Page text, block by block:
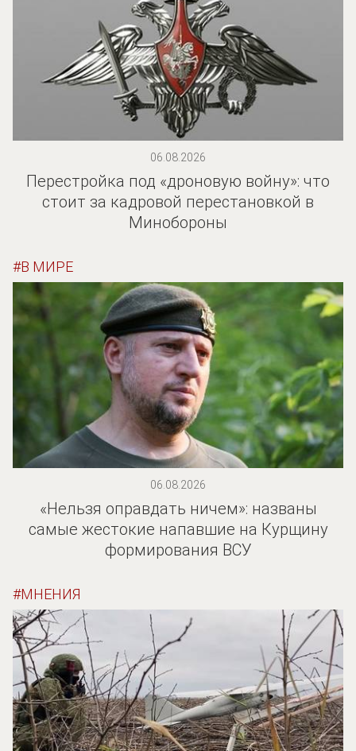
06.08.2026
Перестройка под «дроновую войну»: что
стоит за кадровой перестановкой в
Минобороны
В МИРЕ
06.08.2026
«Нельзя оправдать ничем»: названы
самые жестокие напавшие на Курщину
формирования ВСУ
МНЕНИЯ